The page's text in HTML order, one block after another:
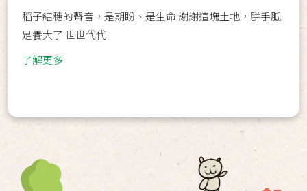
稻子結穗的聲音，是期盼、是生命 謝謝這塊土地，胼手胝
足養大了 世世代代
了解更多